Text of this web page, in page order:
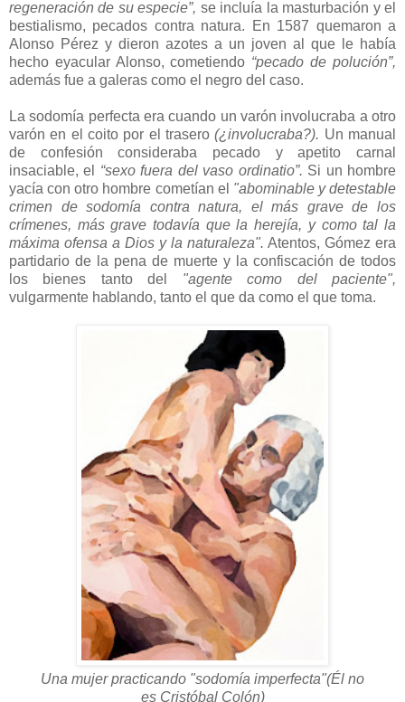
regeneración de su especie”, se incluía la masturbación y el
bestialismo, pecados contra natura. En 1587 quemaron a
Alonso Pérez y dieron azotes a un joven al que le había
hecho eyacular Alonso, cometiendo “pecado de polución”,
además fue a galeras como el negro del caso.
La sodomía perfecta era cuando un varón involucraba a otro
varón en el coito por el trasero (¿involucraba?). Un manual
de confesión consideraba pecado y apetito carnal
insaciable, el “sexo fuera del vaso ordinatio”. Si un hombre
yacía con otro hombre cometían el "abominable y detestable
crimen de sodomía contra natura, el más grave de los
crímenes, más grave todavía que la herejía, y como tal la
máxima ofensa a Dios y la naturaleza". Atentos, Gómez era
partidario de la pena de muerte y la confiscación de todos
los bienes tanto del "agente como del paciente",
vulgarmente hablando, tanto el que da como el que toma.
Una mujer practicando "sodomía imperfecta"(Él no
es Cristóbal Colón)